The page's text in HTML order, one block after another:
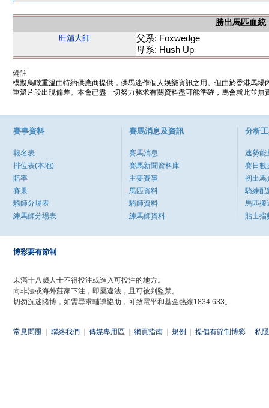
勝出馬匹血統
旺舖大師
父系: Foxwedge
母系: Hush Up
備註
模擬鳥瞰重溫由特約供應商提供，供馬迷作個人娛樂資訊之用。但由於香港馬
重溫片段出現偏差。本會已盡一切努力務求有關資料盡可能準確，馬會就此並
賽事資料
報名表
排位表(本地)
賠率
賽果
騎師分場表
練馬師分場表
賽馬消息及資訊
賽馬消息
賽馬新聞資料庫
主要賽事
馬匹資料
騎師資料
練馬師資料
分析
速勢能
賽日數
初出馬
騎練配
馬匹搬
貼士指
博彩要有節制
未滿十八歲人士不得投注或進入可投注的地方。
向非法或海外莊家下注，即屬違法，且可被判監禁。
切勿沉迷賭博，如需尋求輔導協助，可致電平和基金熱線1834 633。
常見問題 聯絡我們 傳媒專用區 網頁指南 規例 提倡有節制博彩 私